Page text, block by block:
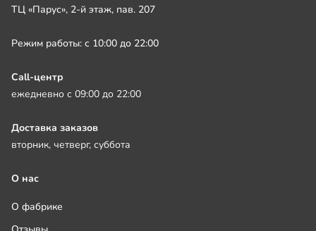
ТЦ «Парус», 2-й этаж, пав. 207
Режим работы: с 10:00 до 22:00
Call-центр
ежедневно с 09:00 до 22:00
Доставка заказов
вторник, четверг, суббота
О нас
О фабрике